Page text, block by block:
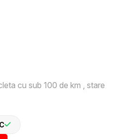
cu sub 100 de km , stare